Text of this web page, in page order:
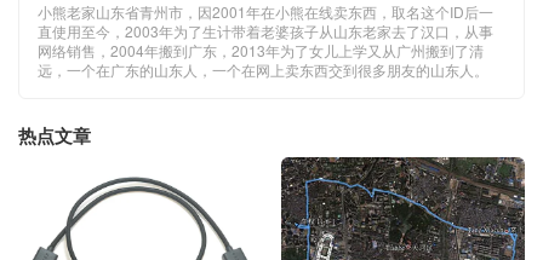
小熊老家山东省青州市，因2001年在小熊在线卖东西，取名这个ID后一
直使用至今，2003年为了生计带着老婆孩子从山东老家去了汉口，从事
网络销售，2004年搬到广东，2013年为了女儿上学又从广州搬到了清
远，一个在广东的山东人，一个在网上卖东西交到很多朋友的山东人。
热点文章